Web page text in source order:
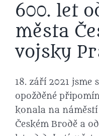
600. let
města
vojsky
18. září 2021 jsme
opožděné
konala na
Českém Brodě a